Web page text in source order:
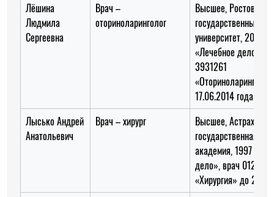
Лёшина
Людмила
Сергеевна
Врач –
оториноларинголог
Высшее, Ростовский
государственный
университет, 2007
«Лечебное дело»,
3931261
17.06.2014 года
Лысько Андрей
Анатольевич
Врач – хирург
Высшее,
государственная
академия, 1997 год,
дело», врач
«Хирургия» до